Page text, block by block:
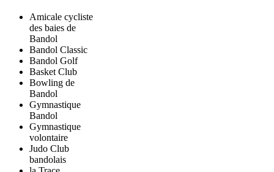
Amicale cycliste
des baies de
Bandol
Bandol Classic
Bandol Golf
Basket Club
Bowling de
Bandol
Gymnastique
Bandol
Gymnastique
volontaire
Judo Club
bandolais